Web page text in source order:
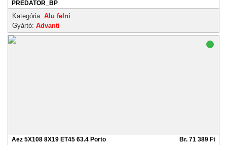
PREDATOR_BP
Kategória: Alu felni
Gyártó: Advanti
Aez 5X108 8X19 ET45 63.4 Porto
Br. 71 389 Ft